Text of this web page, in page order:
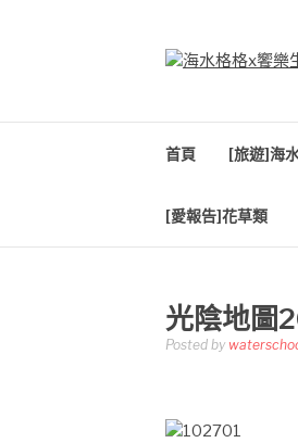
首頁 [旅遊]海
[愛報告]花草類
光陰地圖
Posted by